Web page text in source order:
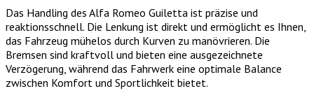
Das Handling des Alfa Romeo Guiletta ist präzise und
reaktionsschnell. Die Lenkung ist direkt und ermöglicht es Ihnen,
das Fahrzeug mühelos durch Kurven zu manövrieren. Die
Bremsen sind kraftvoll und bieten eine ausgezeichnete
Verzögerung, während das Fahrwerk eine optimale Balance
zwischen Komfort und Sportlichkeit bietet.